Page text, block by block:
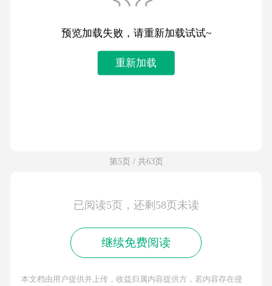
预览加载失败，请重新加载试试~
重新加载
第5页 / 共63页
已阅读5页，还剩58页未读
继续免费阅读
本文档由用户提供并上传，收益归属内容提供方，若内容存在侵